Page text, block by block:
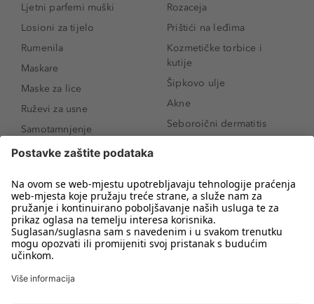
Ljetni parfemi muški
Losioni za tijelo
Rumenila
Maskare
Maske za lice
Ruževi za usne
Samotamnjenje
Puderi
Proizvodi za obrve
Sunce i zaštita
Serumi za lice
Proizvodi za čišćenje lica
Rozaceja
Prištići na leđima
Kozmetičke torbice i
kutije
Šipkovo ulje
Akne
Seboroični dermatitis
Novo
Koji mi parfem
odgovara?
Kako našminkati oči da